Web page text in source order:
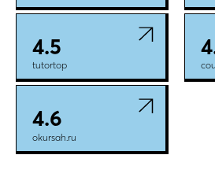
4.5
tutortop
4.6
okursah.ru